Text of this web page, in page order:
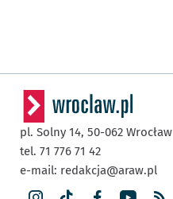
pl. Solny 14, 50-062 Wrocław
tel. 71 776 71 42
e-mail: redakcja@araw.pl